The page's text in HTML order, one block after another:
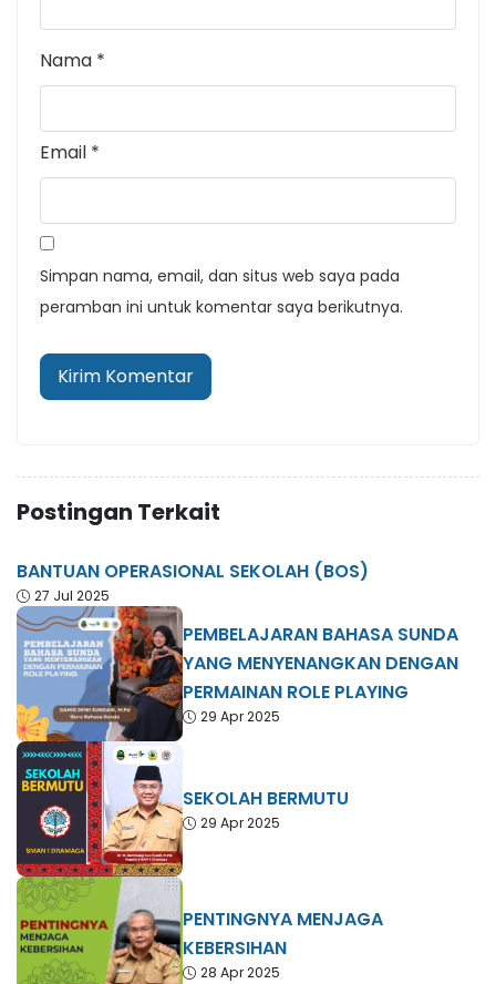
Nama *
Email *
Simpan nama, email, dan situs web saya pada
peramban ini untuk komentar saya berikutnya.
Postingan Terkait
BANTUAN OPERASIONAL SEKOLAH (BOS)
27 Jul 2025
PEMBELAJARAN BAHASA SUNDA
YANG MENYENANGKAN DENGAN
PERMAINAN ROLE PLAYING
29 Apr 2025
SEKOLAH BERMUTU
29 Apr 2025
PENTINGNYA MENJAGA
KEBERSIHAN
28 Apr 2025